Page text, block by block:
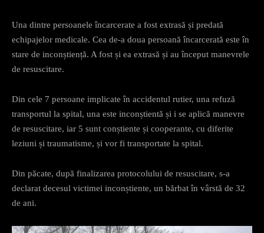
Una dintre persoanele încarcerate a fost extrasă și predată
echipajelor medicale. Cea de-a doua persoană încarcerată este în
stare de inconștiență. A fost și ea extrasă și au început manevrele
de resuscitare.
Din cele 7 persoane implicate în accidentul rutier, una refuză
transportul la spital, una este inconștientă și i se aplică manevre
de resuscitare, iar 5 sunt conștiente și cooperante, cu diferite
leziuni și traumatisme, și vor fi transportate la spital.
Din păcate, după finalizarea protocolului de resuscitare, s-a
declarat decesul victimei inconștiente, un bărbat în vârstă de 32
de ani.